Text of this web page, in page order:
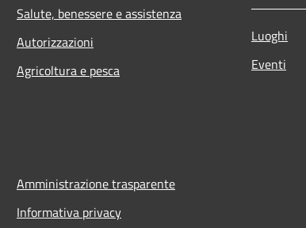
Salute, benessere e assistenza
Autorizzazioni
Agricoltura e pesca
Luoghi
Eventi
Amministrazione trasparente
Informativa privacy